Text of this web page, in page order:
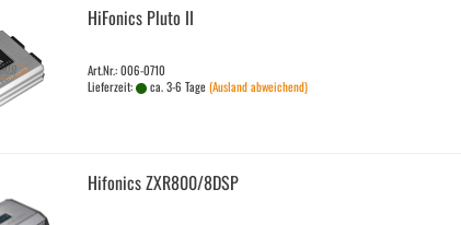
Hi­Fo­nics Pluto II
Art.Nr.: 006-0710
Lieferzeit:
ca. 3-6 Tage(Ausland abweichend)
Hi­fo­nics ZXR800/8DSP